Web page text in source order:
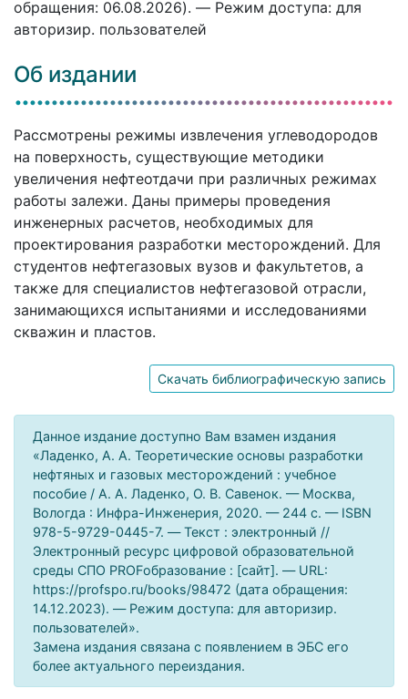
обращения: 06.08.2026). — Режим доступа: для
авторизир. пользователей
Об издании
Рассмотрены режимы извлечения углеводородов
на поверхность, существующие методики
увеличения нефтеотдачи при различных режимах
работы залежи. Даны примеры проведения
инженерных расчетов, необходимых для
проектирования разработки месторождений. Для
студентов нефтегазовых вузов и факультетов, а
также для специалистов нефтегазовой отрасли,
занимающихся испытаниями и исследованиями
скважин и пластов.
Скачать библиографическую запись
Данное издание доступно Вам взамен издания
«Ладенко, А. А. Теоретические основы разработки
нефтяных и газовых месторождений : учебное
пособие / А. А. Ладенко, О. В. Савенок. — Москва,
Вологда : Инфра-Инженерия, 2020. — 244 c. — ISBN
978-5-9729-0445-7. — Текст : электронный //
Электронный ресурс цифровой образовательной
среды СПО PROFобразование : [сайт]. — URL:
https://profspo.ru/books/98472 (дата обращения:
14.12.2023). — Режим доступа: для авторизир.
пользователей».
Замена издания связана с появлением в ЭБС его
более актуального переиздания.